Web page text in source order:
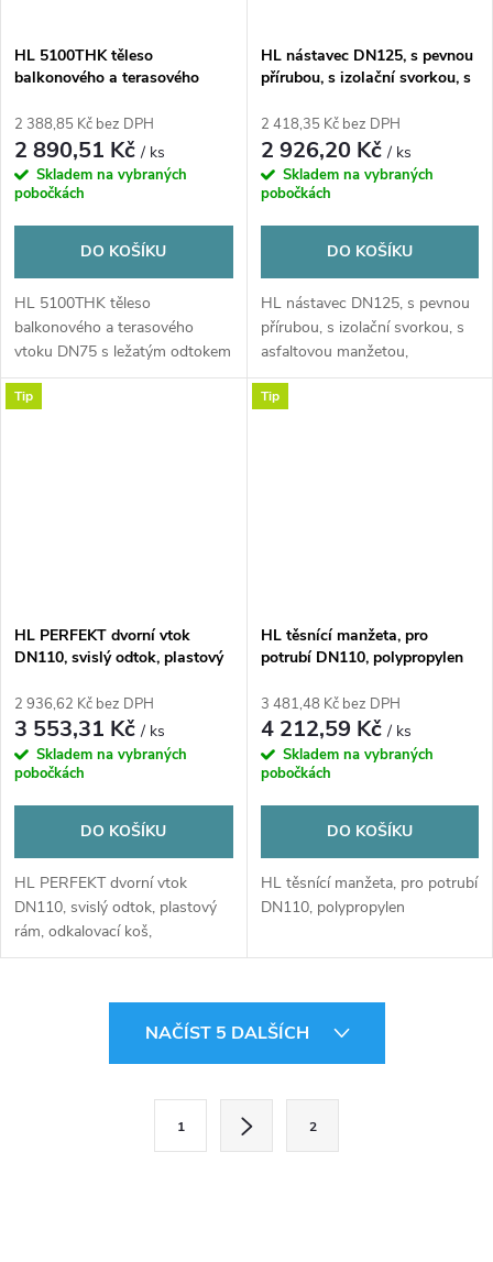
HL 5100THK těleso
balkonového a terasového
odtokem a s asfaltovou
izolační manžetou, PP
2 388,85 Kč bez DPH
2 890,51 Kč/ ks
Skladem na vybraných
pobočkách
DO KOŠÍKU
HL 5100THK těleso
balkonového a terasového
vtoku DN75 s ležatým odtokem
a s asfaltovou izolační...
HL nástavec DN125, s pevnou
přírubou, s izolační svorkou, s
polypropylen
2 418,35 Kč bez DPH
2 926,20 Kč/ ks
Skladem na vybraných
pobočkách
DO KOŠÍKU
HL nástavec DN125, s pevnou
přírubou, s izolační svorkou, s
asfaltovou manžetou,
polypropylen
Tip
HL PERFEKT dvorní vtok
DN110, svislý odtok, plastový
polypropylen/litina
2 936,62 Kč bez DPH
3 553,31 Kč/ ks
Skladem na vybraných
pobočkách
DO KOŠÍKU
HL PERFEKT dvorní vtok
DN110, svislý odtok, plastový
rám, odkalovací koš,
polypropylen/litina
Tip
HL těsnící manžeta, pro
potrubí DN110, polypropylen
3 481,48 Kč bez DPH
4 212,59 Kč/ ks
Skladem na vybraných
pobočkách
DO KOŠÍKU
HL těsnící manžeta, pro potrubí
DN110, polypropylen
NAČÍST 5 DALŠÍCH
1 2